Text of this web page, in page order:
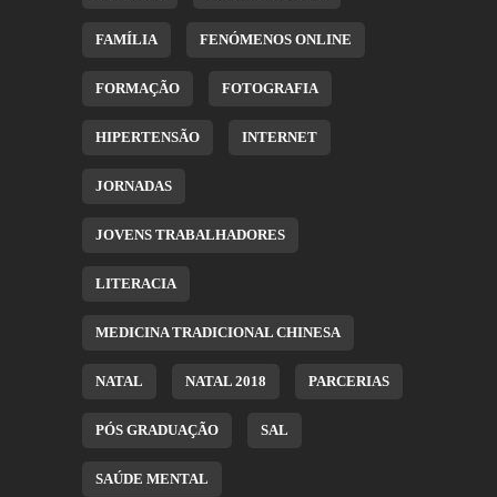
FAMÍLIA FENÓMENOS ONLINE
FORMAÇÃO FOTOGRAFIA
HIPERTENSÃO INTERNET
JORNADAS
JOVENS TRABALHADORES
LITERACIA
MEDICINA TRADICIONAL CHINESA
NATAL NATAL 2018 PARCERIAS
PÓS GRADUAÇÃO SAL
SAÚDE MENTAL